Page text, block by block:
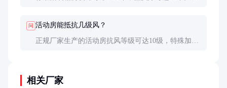
问 活动房能抵抗几级风？
正规厂家生产的活动房抗风等级可达10级，特殊加固
相关厂家